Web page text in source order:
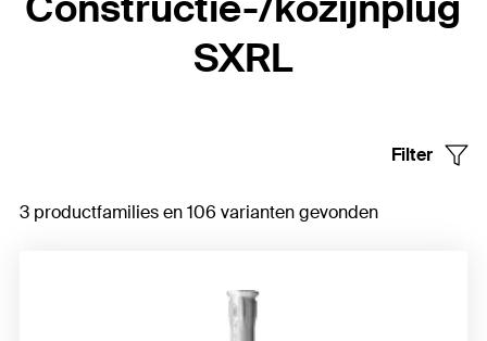
SXRL
Filter
3 productfamilies en 106 varianten gevonden